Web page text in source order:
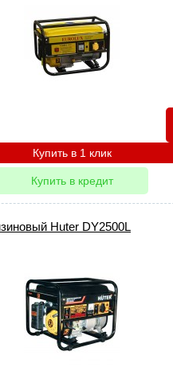
Купить в 1 клик
Купить в кредит
Huter DY2500L